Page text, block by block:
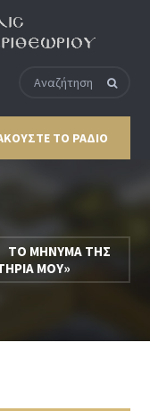
ΤΟ ΡΑΔΙΟ
ΤΟ ΜΗΝΥΜΑ ΤΗΣ
ΜΟΥ»